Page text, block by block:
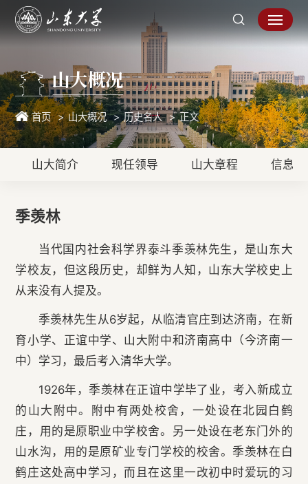
山大概况
首页 山大概况 历史名人 正文
山大简介 现任领导 山大章程 信息
季羡林
当代国内社会科学界泰斗季羡林先生，是山东大
学校友，但这段历史，却鲜为人知，山东大学校史上
从来没有人提及。
季羡林先生从6岁起，从临清官庄到达济南，在新
育小学、正谊中学、山大附中和济南高中（今济南一
中）学习，最后考入清华大学。
1926年，季羡林在正谊中学毕了业，考入新成立
的山大附中。附中有两处校舍，一处设在北园白鹤
庄，用的是原职业中学校舍。另一处设在老东门外的
山水沟，用的是原矿业专门学校的校舍。季羡林在白
鹤庄这处高中学习，而且在这里一改初中时爱玩的习